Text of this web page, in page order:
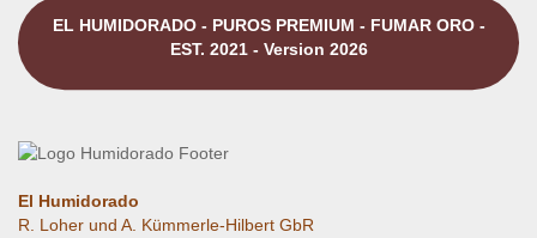
EL HUMIDORADO - PUROS PREMIUM - FUMAR ORO -
EST. 2021 - Version 2026
El Humidorado
R. Loher und A. Kümmerle-Hilbert GbR